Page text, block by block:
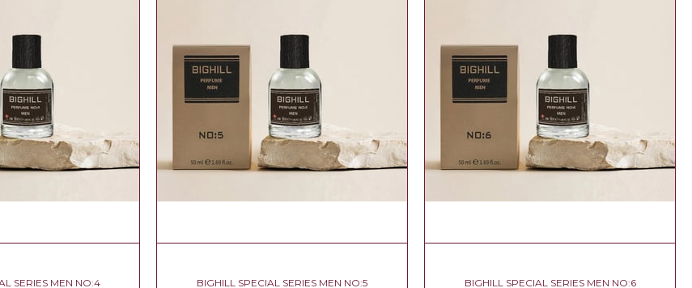
SPECIAL SERIES MEN NO:4 BIGHILL SPECIAL SERIES MEN NO:5 BIGHILL SPECIAL SERIES MEN NO:6